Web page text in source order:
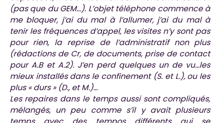
(pas que du GEM…). L’objet téléphone commence à
me bloquer, j’ai du mal à l’allumer, j’ai du mal à
tenir les fréquences d’appel, les visites n’y sont pas
pour rien, la reprise de l’administratif non plus
(rédactions de Cr, de documents, prise de contact
pour A.B et A.2). J’en perd quelques un de vu…les
mieux installés dans le confinement (S. et L.), ou les
plus « durs » (D., et M.)…
Les repaires dans le temps aussi sont compliqués,
mélangés, un peu comme s’il y avait plusieurs